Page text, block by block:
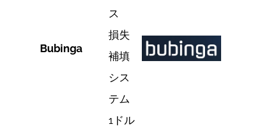
Bubinga
ス
損失
補填
シス
テム
1ドル